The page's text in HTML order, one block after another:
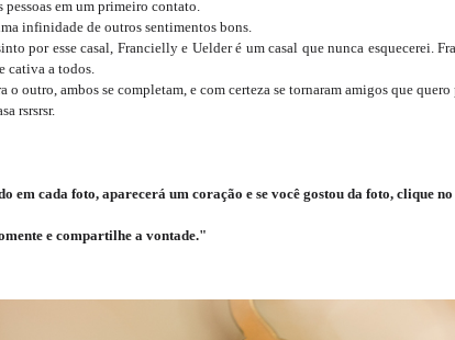
em um primeiro contato.
infinidade de outros sentimentos bons.
por esse casal, Francielly e Uelder é um casal que nunca esquecerei.
cativa a todos.
outro, ambos se completam, e com certeza se tornaram amigos que quero
rsrsrsr.
em cada foto, aparecerá um coração e se você gostou da foto, clique
e compartilhe a vontade."